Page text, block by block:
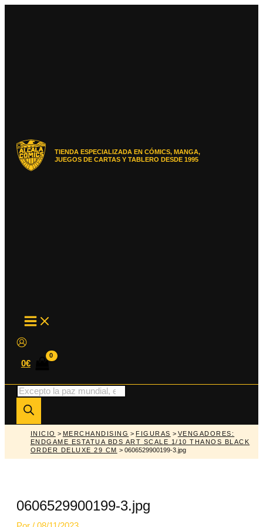
TIENDA ESPECIALIZADA EN CÓMICS, MANGA,
JUEGOS DE CARTAS Y TABLERO DESDE 1995
MAIN
MENU
0€
Búsqueda
de
productos
INICIO > MERCHANDISING > FIGURAS > VENGADORES:
ENDGAME ESTATUA BDS ART SCALE 1/10 THANOS BLACK
ORDER DELUXE 29 CM > 0606529900199-3.jpg
0606529900199-3.jpg